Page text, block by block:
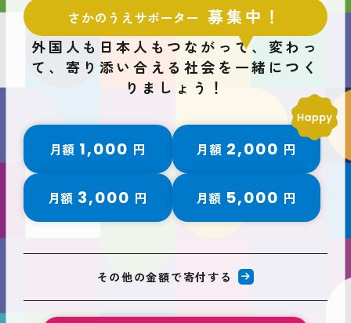
さかのうえサポーター 募集中！
外国人も日本人もつながって、変わっ
て、 寄り添い合える社会を一緒につく
りましょう！
月額 1,000 円 月額 2,000 円
月額 3,000 円 月額 5,000 円
その他の金額で寄付する